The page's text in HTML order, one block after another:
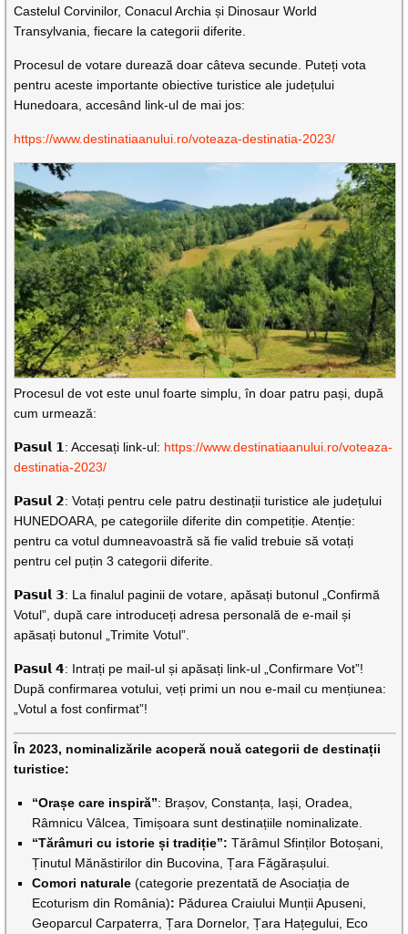
Castelul Corvinilor, Conacul Archia și Dinosaur World
Transylvania, fiecare la categorii diferite.
Procesul de votare durează doar câteva secunde. Puteți vota
pentru aceste importante obiective turistice ale județului
Hunedoara, accesând link-ul de mai jos:
https://www.destinatiaanului.ro/voteaza-destinatia-2023/
Procesul de vot este unul foarte simplu, în doar patru pași, după
cum urmează:
𝗣𝗮𝘀𝘂𝗹 𝟭: Accesați link-ul: https://www.destinatiaanului.ro/voteaza-
destinatia-2023/
𝗣𝗮𝘀𝘂𝗹 𝟮: Votați pentru cele patru destinații turistice ale județului
HUNEDOARA, pe categoriile diferite din competiție. Atenție:
pentru ca votul dumneavoastră să fie valid trebuie să votați
pentru cel puțin 3 categorii diferite.
𝗣𝗮𝘀𝘂𝗹 𝟯: La finalul paginii de votare, apăsați butonul „Confirmă
Votul”, după care introduceți adresa personală de e-mail și
apăsați butonul „Trimite Votul”.
𝗣𝗮𝘀𝘂𝗹 𝟰: Intrați pe mail-ul și apăsați link-ul „Confirmare Vot”!
După confirmarea votului, veți primi un nou e-mail cu mențiunea:
„Votul a fost confirmat”!
În 2023, nominalizările acoperă nouă categorii de destinații
turistice:
“Orașe care inspiră”: Brașov, Constanța, Iași, Oradea,
Râmnicu Vâlcea, Timișoara sunt destinațiile nominalizate.
“Tărâmuri cu istorie și tradiție”: Tărâmul Sfinților Botoșani,
Ținutul Mănăstirilor din Bucovina, Țara Făgărașului.
Comori naturale(categorie prezentată de Asociația de
Ecoturism din România): Pădurea Craiului Munții Apuseni,
Geoparcul Carpaterra, Țara Dornelor, Țara Hațegului, Eco